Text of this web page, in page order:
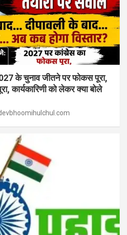
के चुनाव जीतने पर फोकस पूरा,
कार्यकारिणी को लेकर क्या बोले